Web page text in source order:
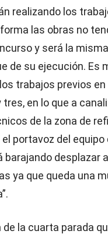
realizando los
las obras no
y será la
de su ejecución. Es
trabajos previos en
tres, en lo que a
de la zona de
portavoz del equipo
barajando desplazar
ya que queda una
la cuarta parada